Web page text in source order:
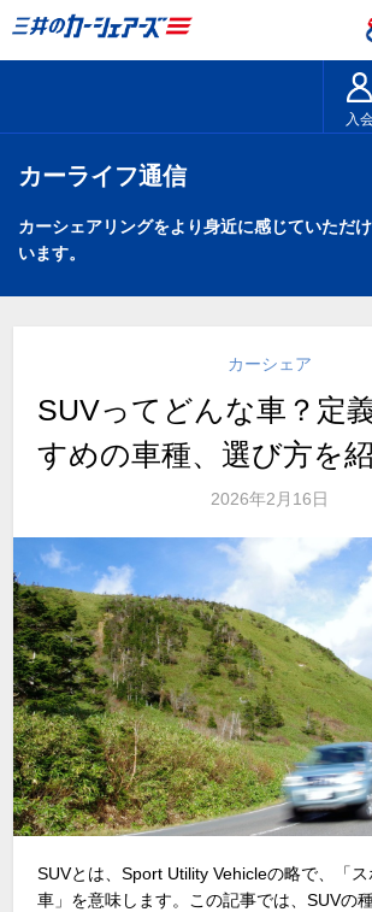
入
カーライフ通信
カーシェアリングをより身近に感じていただ
います。
カーシェア
SUVってどんな車？定
すめの車種、選び方を
2026年2月16日
SUVとは、Sport Utility Vehicleの略で、「
車」を意味します。この記事では、SUVの